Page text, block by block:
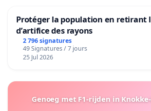
Protéger la population en retirant
d’artifice des rayons
2 796 signatures
49 Signatures / 7 jours
25 Jul 2026
Genoeg met F1-rijden in